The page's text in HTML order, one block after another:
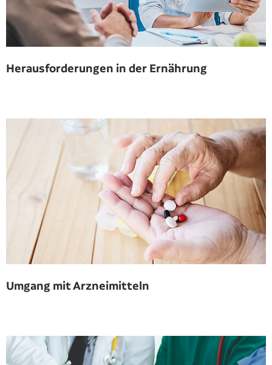
Herausforderungen in der Ernährung
Umgang mit Arzneimitteln